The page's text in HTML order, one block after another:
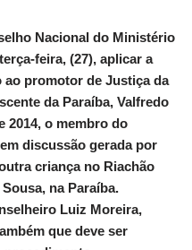
Nacional do Ministério
feira, (27), aplicar a
ao promotor de Justiça da
da Paraíba, Valfredo
2014, o membro do
discussão gerada por
criança no Riachão
na Paraíba.
Luiz Moreira,
que deve ser